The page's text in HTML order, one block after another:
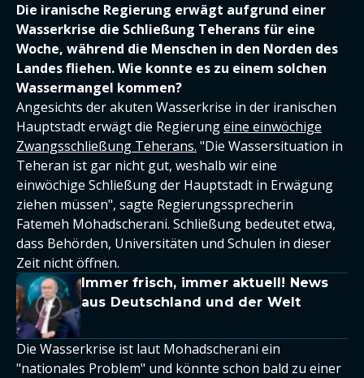
Die iranische Regierung erwägt aufgrund einer
Wasserkrise die Schließung Teherans für eine
Woche, während die Menschen in den Norden des
Landes fliehen. Wie konnte es zu einem solchen
Wassermangel kommen?
Angesichts der akuten Wasserkrise in der iranischen
Hauptstadt erwägt die Regierungeine einwöchige
Zwangsschließung Teherans. "Die Wassersituation in
Teheran ist gar nicht gut, weshalb wir eine
einwöchige Schließung der Hauptstadt in Erwägung
ziehen müssen", sagte Regierungssprecherin
Fatemeh Mohadscherani. Schließung bedeutet etwa,
dass Behörden, Universitäten und Schulen in dieser
Zeit nicht öffnen.
Immer frisch, immer aktuell! News
aus Deutschland und der Welt
Die Wasserkrise ist laut Mohadscherani ein
"nationales Problem" und könnte schon bald zu einer